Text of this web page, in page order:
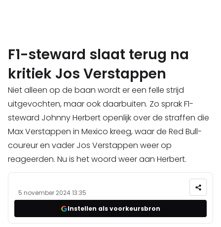
F1-steward slaat terug na
kritiek Jos Verstappen
Niet alleen op de baan wordt er een felle strijd
uitgevochten, maar ook daarbuiten. Zo sprak F1-
steward Johnny Herbert openlijk over de straffen die
Max Verstappen in Mexico kreeg, waar de Red Bull-
coureur en vader Jos Verstappen weer op
reageerden. Nu is het woord weer aan Herbert.
5 november 2024 13:35
Instellen als voorkeursbron